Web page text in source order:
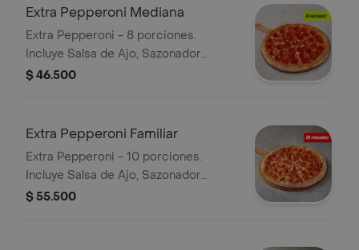
Extra Pepperoni Mediana
Extra Pepperoni - 8 porciones.
Incluye Salsa de Ajo, Sazonador
Pimienta Roja y Pepperoncini.
$ 46.500
Extra Pepperoni Familiar
Extra Pepperoni - 10 porciones.
Incluye Salsa de Ajo, Sazonador
Pimienta Roja y Pepperoncini.
$ 55.500